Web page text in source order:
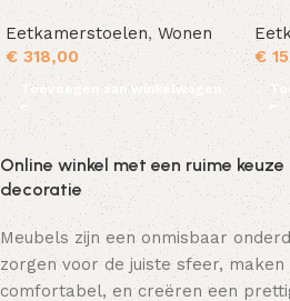
Eetkamerstoelen,Wonen
€ 318,00
Toevoegen aan winkelwagen
€
Online winkel met een ruime
decoratie
Meubels zijn een onmisbaar
zorgen voor de juiste sfeer,
comfortabel, en creëren een